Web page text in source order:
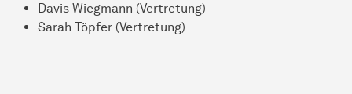
Davis Wiegmann (Vertretung)
Sarah Töpfer (Vertretung)